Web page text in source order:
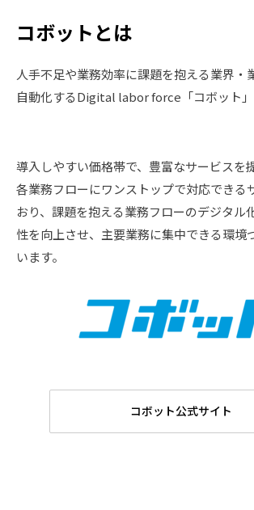
コボットとは
人手不足や業務効率に課題を抱える業界・
自動化するDigital labor force「コボット」
導入しやすい価格帯で、豊富なサービスを
各業務フローにワンストップで対応できる
おり、課題を抱える業務フローのデジタル
性を向上させ、主要業務に集中できる環境
います。
コボット公式サイト